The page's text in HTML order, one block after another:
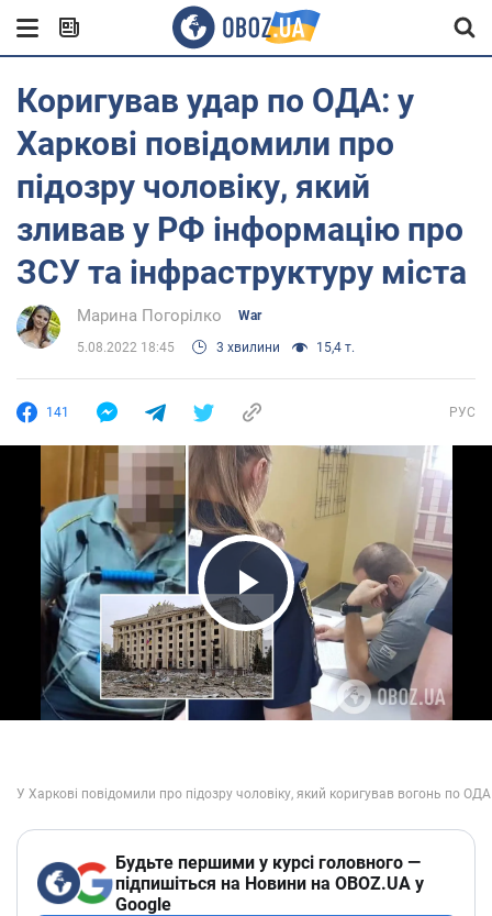
Коригував удар по ОДА: у
Харкові повідомили про
підозру чоловіку, який
зливав у РФ інформацію про
ЗСУ та інфраструктуру міста
Марина Погорілко War
5.08.2022 18:45 3 хвилини 15,4 т.
141 РУС
Play Video
Будьте першими у курсі головного —
підпишіться на Новини на OBOZ.UA у
Google